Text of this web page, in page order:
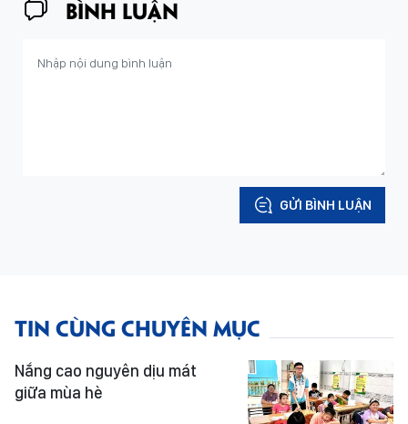
BÌNH LUẬN
GỬI BÌNH LUẬN
TIN CÙNG CHUYÊN MỤC
Nắng cao nguyên dịu mát
giữa mùa hè